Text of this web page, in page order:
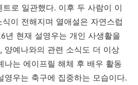
트로 일관했다. 이후 두 사람이 이
이 전해지며 열애설은 자연스럽
년 현재 설영우는 개인 사생활을
양예나와의 관련 소식도 더 이상
나는 에이프릴 해체 후 배우 활동
영우는 축구에 집중하는 모습이다.